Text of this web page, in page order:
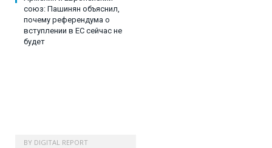
союз: Пашинян объяснил,
почему референдума о
вступлении в ЕС сейчас не
будет
BY DIGITAL REPORT